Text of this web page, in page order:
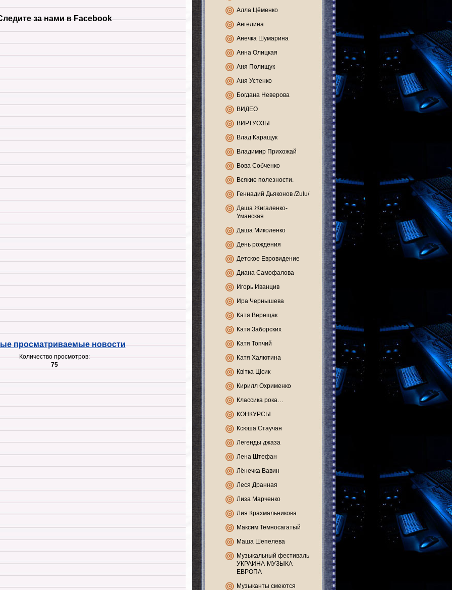
за нами в Facebook
просматриваемые новости
Количество просмотров:
75
Алла Цёменко
Ангелина
Анечка Шумарина
Анна Олицкая
Аня Полищук
Аня Устенко
Богдана Неверова
ВИДЕО
ВИРТУОЗЫ
Влад Каращук
Владимир Прихожай
Вова Собченко
Всякие полезности.
Геннадий Дьяконов /Zulu/
Даша Жигаленко-
Уманская
Даша Миколенко
День рождения
Детское Евровидение
Диана Самофалова
Игорь Иванцив
Ира Чернышева
Катя Верещак
Катя Заборских
Катя Топчий
Катя Халютина
Квітка Цісик
Кирилл Охрименко
Классика рока…
КОНКУРСЫ
Ксюша Стаучан
Легенды джаза
Лена Штефан
Лёнечка Вавин
Леся Дранная
Лиза Марченко
Лия Крахмальникова
Максим Темносагатый
Маша Шепелева
Музыкальный фестиваль
УКРАИНА-МУЗЫКА-
ЕВРОПА
Музыканты смеются